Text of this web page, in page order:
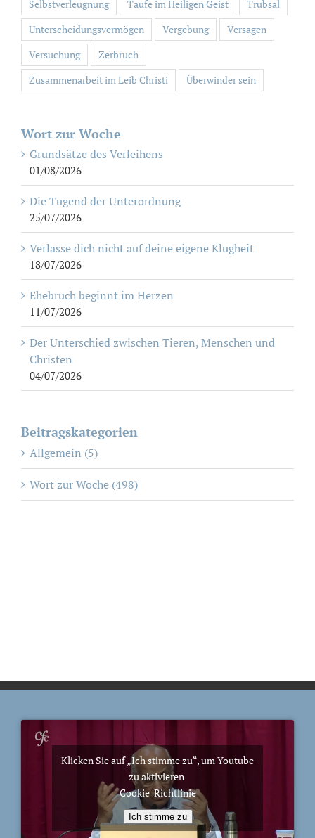
Selbstverleugnung Taufe im Heiligen Geist
Trübsal
Unterscheidungsvermögen
Vergebung
Versagen
Versuchung
Zerbruch
Zusammenarbeit im Leib Christi
Überwinder sein
Wort zur Woche
Grundsätze des Verleihens
01/08/2026
Die Tugend der Unterordnung
25/07/2026
Verlasse dich nicht auf deine eigene Klugheit
18/07/2026
Ehebruch beginnt im Herzen
11/07/2026
Der Unterschied zwischen Tieren, Menschen und
Christen
04/07/2026
Beitragskategorien
Allgemein (5)
Wort zur Woche (498)
Klicken Sie auf „Ich stimme zu“, um Youtube
zu aktivieren
Cookie-Richtlinie
Ich stimme zu